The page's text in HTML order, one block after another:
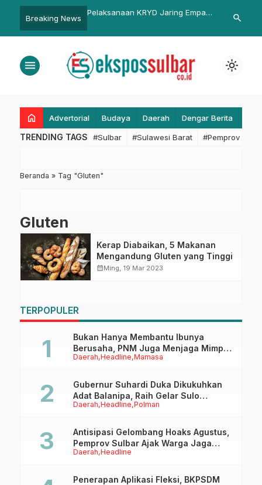
Breaking News
Pasangkayu 2025-
Pembangunan
Pelaksanaan KRYD Jaring Empat
Atalia
kepada
search
menu light_mode
home Advertorial Budaya Daerah Dengar Berita
TRENDING TAGS #Sulbar #Sulawesi Barat #Pemprov
Beranda » Tag "Gluten"
Gluten
Kerap Diabaikan, 5 Makanan
Mengandung Gluten yang Tinggi
calendar_monthMing, 19 Mar 2023
TERPOPULER
Daerah Headline Mamasa
Bukan Hanya Membantu Ibunya
Berusaha, PNM Juga Menjaga Mimpi
Anaknya Untuk Menggapai Cita-Cita
Daerah Headline Polman
Gubernur Suhardi Duka Dikukuhkan
Adat Balanipa, Raih Gelar Sulo
Tappidena
Daerah Headline
Antisipasi Gelombang Hoaks Agustus,
Pemprov Sulbar Ajak Warga Jaga
Ruang Digital
Penerapan Aplikasi Fleksi, BKPSDM